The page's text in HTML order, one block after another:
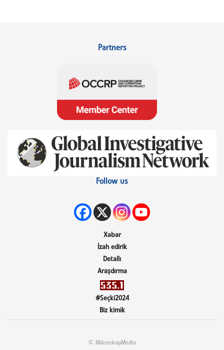
Partners
Follow us
Xəbər
İzah edirik
Detallı
Araşdırma
#Seçki2024
Biz kimik
© MikroskopMedia